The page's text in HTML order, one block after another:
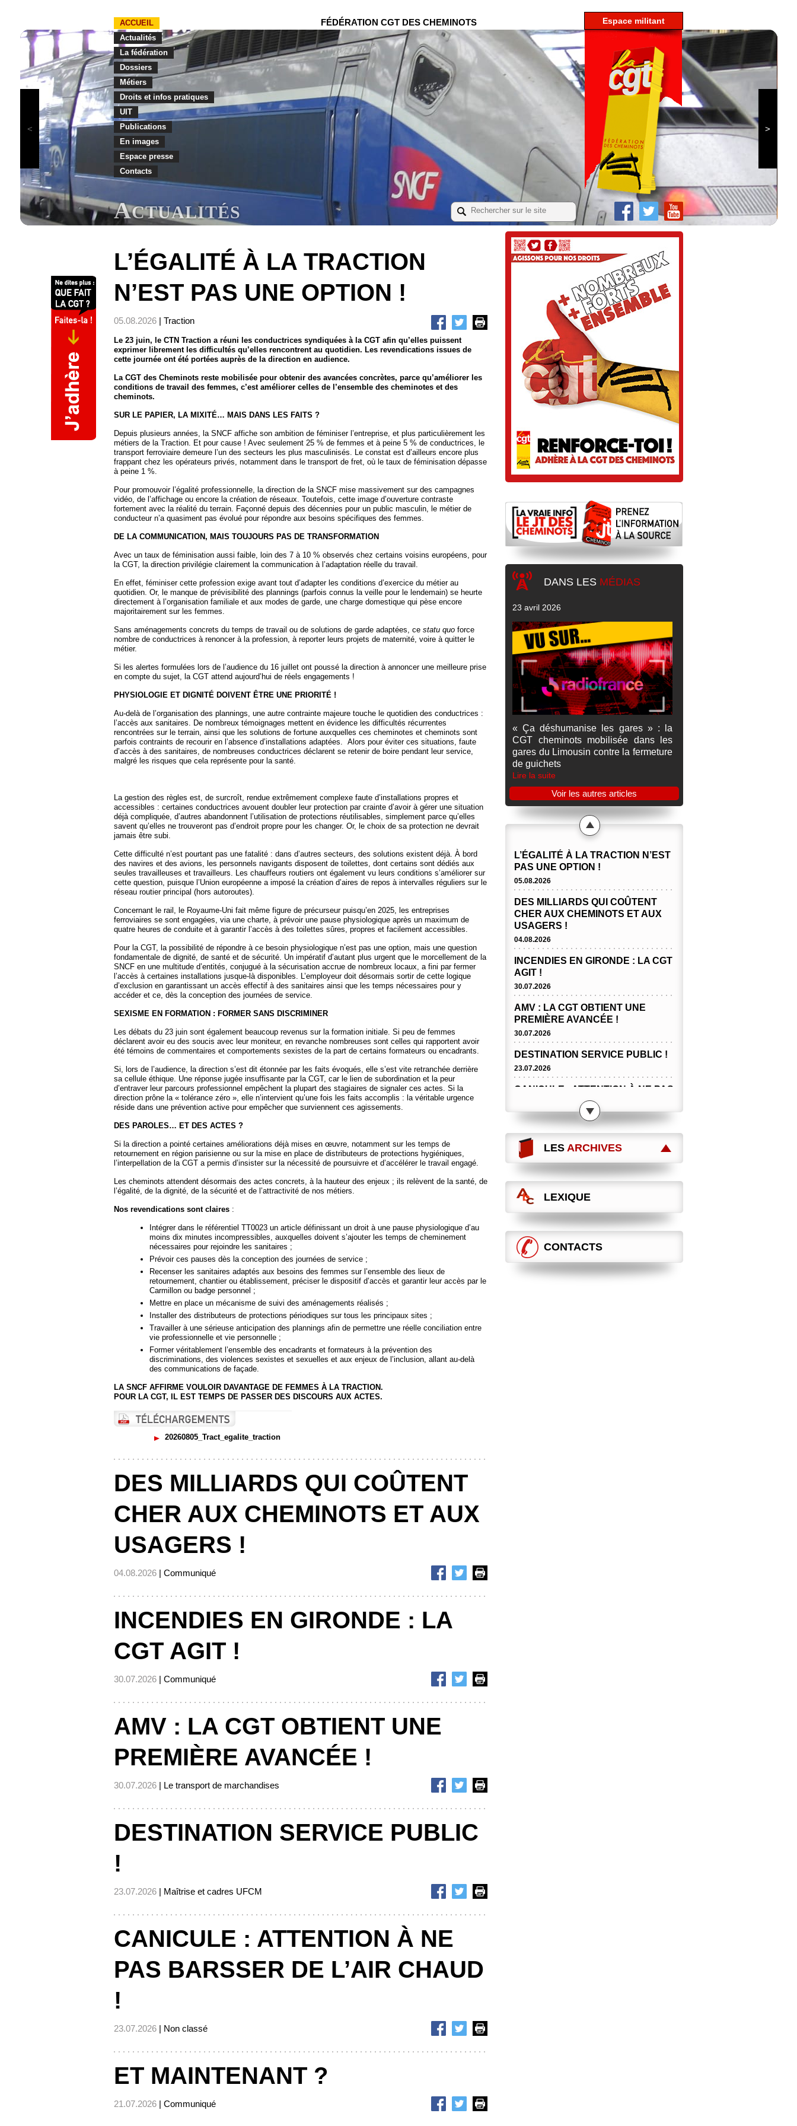
FÉDÉRATION CGT DES CHEMINOTS
ACCUEIL
Actualités
La fédération
Dossiers
Métiers
Droits et infos pratiques
UIT
Publications
En images
Espace presse
Contacts
espace militant
ACTUALITÉS
L’ÉGALITÉ À LA TRACTION
N’EST PAS UNE OPTION !
05.08.2026 | Traction
Le 23 juin, le CTN Traction a réuni les conductrices syndiquées à la CGT afin qu’elles puissent
exprimer librement les difficultés qu’elles rencontrent au quotidien. Les revendications issues de
cette journée ont été portées auprès de la direction en audience.
La CGT des Cheminots reste mobilisée pour obtenir des avancées concrètes, parce qu’améliorer les
conditions de travail des femmes, c’est améliorer celles de l’ensemble des cheminotes et des
cheminots.
SUR LE PAPIER, LA MIXITÉ… MAIS DANS LES FAITS ?
Depuis plusieurs années, la SNCF affiche son ambition de féminiser l’entreprise, et plus particulièrement les
métiers de la Traction. Et pour cause ! Avec seulement 25 % de femmes et à peine 5 % de conductrices, le
transport ferroviaire demeure l’un des secteurs les plus masculinisés. Le constat est d’ailleurs encore plus
frappant chez les opérateurs privés, notamment dans le transport de fret, où le taux de féminisation dépasse
à peine 1 %.
Pour promouvoir l’égalité professionnelle, la direction de la SNCF mise massivement sur des campagnes
vidéo, de l’affichage ou encore la création de réseaux. Toutefois, cette image d’ouverture contraste
fortement avec la réalité du terrain. Façonné depuis des décennies pour un public masculin, le métier de
conducteur n’a quasiment pas évolué pour répondre aux besoins spécifiques des femmes.
DE LA COMMUNICATION, MAIS TOUJOURS PAS DE TRANSFORMATION
Avec un taux de féminisation aussi faible, loin des 7 à 10 % observés chez certains voisins européens, pour
la CGT, la direction privilégie clairement la communication à l’adaptation réelle du travail.
En effet, féminiser cette profession exige avant tout d’adapter les conditions d’exercice du métier au
quotidien. Or, le manque de prévisibilité des plannings (parfois connus la veille pour le lendemain) se heurte
directement à l’organisation familiale et aux modes de garde, une charge domestique qui pèse encore
majoritairement sur les femmes.
Sans aménagements concrets du temps de travail ou de solutions de garde adaptées, ce statu quo force
nombre de conductrices à renoncer à la profession, à reporter leurs projets de maternité, voire à quitter le
métier.
Si les alertes formulées lors de l’audience du 16 juillet ont poussé la direction à annoncer une meilleure prise
en compte du sujet, la CGT attend aujourd’hui de réels engagements !
PHYSIOLOGIE ET DIGNITÉ DOIVENT ÊTRE UNE PRIORITÉ !
Au-delà de l’organisation des plannings, une autre contrainte majeure touche le quotidien des conductrices :
l’accès aux sanitaires. De nombreux témoignages mettent en évidence les difficultés récurrentes
rencontrées sur le terrain, ainsi que les solutions de fortune auxquelles ces cheminotes et cheminots sont
parfois contraints de recourir en l’absence d’installations adaptées. Alors pour éviter ces situations, faute
d’accès à des sanitaires, de nombreuses conductrices déclarent se retenir de boire pendant leur service,
malgré les risques que cela représente pour la santé.
La gestion des règles est, de surcroît, rendue extrêmement complexe faute d’installations propres et
accessibles : certaines conductrices avouent doubler leur protection par crainte d’avoir à gérer une situation
déjà compliquée, d’autres abandonnent l’utilisation de protections réutilisables, simplement parce qu’elles
savent qu’elles ne trouveront pas d’endroit propre pour les changer. Or, le choix de sa protection ne devrait
jamais être subi.
Cette difficulté n’est pourtant pas une fatalité : dans d’autres secteurs, des solutions existent déjà. À bord
des navires et des avions, les personnels navigants disposent de toilettes, dont certains sont dédiés aux
seules travailleuses et travailleurs. Les chauffeurs routiers ont également vu leurs conditions s’améliorer sur
cette question, puisque l’Union européenne a imposé la création d’aires de repos à intervalles réguliers sur le
réseau routier principal (hors autoroutes).
Concernant le rail, le Royaume-Uni fait même figure de précurseur puisqu’en 2025, les entreprises
ferroviaires se sont engagées, via une charte, à prévoir une pause physiologique après un maximum de
quatre heures de conduite et à garantir l’accès à des toilettes sûres, propres et facilement accessibles.
Pour la CGT, la possibilité de répondre à ce besoin physiologique n’est pas une option, mais une question
fondamentale de dignité, de santé et de sécurité. Un impératif d’autant plus urgent que le morcellement de la
SNCF en une multitude d’entités, conjugué à la sécurisation accrue de nombreux locaux, a fini par fermer
l’accès à certaines installations jusque-là disponibles. L’employeur doit désormais sortir de cette logique
d’exclusion en garantissant un accès effectif à des sanitaires ainsi que les temps nécessaires pour y
accéder et ce, dès la conception des journées de service.
SEXISME EN FORMATION : FORMER SANS DISCRIMINER
Les débats du 23 juin sont également beaucoup revenus sur la formation initiale. Si peu de femmes
déclarent avoir eu des soucis avec leur moniteur, en revanche nombreuses sont celles qui rapportent avoir
été témoins de commentaires et comportements sexistes de la part de certains formateurs ou encadrants.
Si, lors de l’audience, la direction s’est dit étonnée par les faits évoqués, elle s’est vite retranchée derrière
sa cellule éthique. Une réponse jugée insuffisante par la CGT, car le lien de subordination et la peur
d’entraver leur parcours professionnel empêchent la plupart des stagiaires de signaler ces actes. Si la
direction prône la « tolérance zéro », elle n’intervient qu’une fois les faits accomplis : la véritable urgence
réside dans une prévention active pour empêcher que surviennent ces agissements.
DES PAROLES… ET DES ACTES ?
Si la direction a pointé certaines améliorations déjà mises en œuvre, notamment sur les temps de
retournement en région parisienne ou sur la mise en place de distributeurs de protections hygiéniques,
l’interpellation de la CGT a permis d’insister sur la nécessité de poursuivre et d’accélérer le travail engagé.
Les cheminots attendent désormais des actes concrets, à la hauteur des enjeux ; ils relèvent de la santé, de
l’égalité, de la dignité, de la sécurité et de l’attractivité de nos métiers.
Nos revendications sont claires :
Intégrer dans le référentiel TT0023 un article définissant un droit à une pause physiologique d’au
moins dix minutes incompressibles, auxquelles doivent s’ajouter les temps de cheminement
nécessaires pour rejoindre les sanitaires ;
Prévoir ces pauses dès la conception des journées de service ;
Recenser les sanitaires adaptés aux besoins des femmes sur l’ensemble des lieux de
retournement, chantier ou établissement, préciser le dispositif d’accès et garantir leur accès par le
Carmillon ou badge personnel ;
Mettre en place un mécanisme de suivi des aménagements réalisés ;
Installer des distributeurs de protections périodiques sur tous les principaux sites ;
Travailler à une sérieuse anticipation des plannings afin de permettre une réelle conciliation entre
vie professionnelle et vie personnelle ;
Former véritablement l’ensemble des encadrants et formateurs à la prévention des
discriminations, des violences sexistes et sexuelles et aux enjeux de l’inclusion, allant au-delà
des communications de façade.
LA SNCF AFFIRME VOULOIR DAVANTAGE DE FEMMES À LA TRACTION.
POUR LA CGT, IL EST TEMPS DE PASSER DES DISCOURS AUX ACTES.
20260805_Tract_egalite_traction
DES MILLIARDS QUI COÛTENT
CHER AUX CHEMINOTS ET AUX
USAGERS !
04.08.2026 | Communiqué
INCENDIES EN GIRONDE : LA
CGT AGIT !
30.07.2026 | Communiqué
AMV : LA CGT OBTIENT UNE
PREMIÈRE AVANCÉE !
30.07.2026 | Le transport de marchandises
DESTINATION SERVICE PUBLIC
!
23.07.2026 | Maîtrise et cadres UFCM
CANICULE : ATTENTION À NE
PAS BARSSER DE L’AIR CHAUD
!
23.07.2026 | Non classé
ET MAINTENANT ?
21.07.2026 | Communiqué
DANS LES MÉDIAS
23 avril 2026
« Ça déshumanise les gares » : la
CGT cheminots mobilisée dans les
gares du Limousin contre la fermeture
de guichets
Lire la suite
Voir les autres articles
L’ÉGALITÉ À LA TRACTION N’EST
PAS UNE OPTION !
05.08.2026
DES MILLIARDS QUI COÛTENT
CHER AUX CHEMINOTS ET AUX
USAGERS !
04.08.2026
INCENDIES EN GIRONDE : LA CGT
AGIT !
30.07.2026
AMV : LA CGT OBTIENT UNE
PREMIÈRE AVANCÉE !
30.07.2026
DESTINATION SERVICE PUBLIC !
23.07.2026
CANICULE : ATTENTION À NE PAS
BARSSER DE L’AIR CHAUD !
ET MAINTENANT ?
21.07.2026
LA DIRECTION VEUT DES ASCT
AU RABAIS, LA CGT S’Y OPPOSE !
DCI sécurité
DERRIÈRE VOS GALÈRES, DES
CHOIX MORTIFÈRES !
16.07.2026
EXIGEONS DES DROITS SOLIDES
LES ARCHIVES
LEXIQUE
CONTACTS